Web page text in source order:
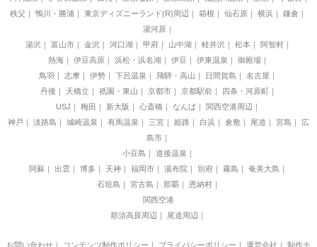
秩父
鴨川・勝浦 東京ディズニーランド(R)周辺 箱根 仙石原 横浜
鎌倉
湯河原
湯沢
富山市 金沢 河口湖 甲府 山中湖 軽井沢 松本
阿智村
熱海
伊豆高原 浜松・浜名湖 伊豆 伊東温泉
御殿場
鳥羽
志摩 伊勢 下呂温泉 飛騨・高山 日間賀島
名古屋
丹後
天橋立 祇園・東山 京都市 京都駅前
四条・河原町
USJ
梅田 新大阪 心斎橋 なんば
関西空港周辺
神戸
淡路島 城崎温泉 有馬温泉 三宮 姫路 白浜 倉敷 尾道 宮島
広
島市
小豆島
道後温泉
阿蘇
出雲 博多 天神 福岡市 湯布院 別府 霧島
奄美大島
石垣島
宮古島 那覇
恩納村
関西空港
那須高原周辺
尾道周辺
お問い合わせ｜ コンテンツ制作ポリシー ｜ プライバシーポリシー ｜ 運営会社 ｜ 制作チ